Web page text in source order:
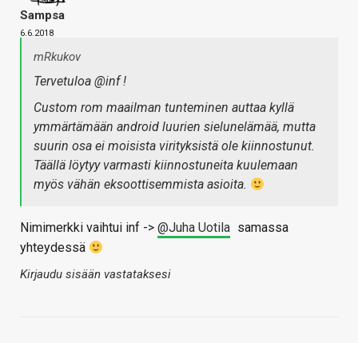
Sampsa
6.6.2018
mRkukov
Tervetuloa @inf !
Custom rom maailman tunteminen auttaa kyllä
ymmärtämään android luurien sielunelämää, mutta
suurin osa ei moisista virityksistä ole kiinnostunut.
Täällä löytyy varmasti kiinnostuneita kuulemaan
myös vähän eksoottisemmista asioita.
Nimimerkki vaihtui inf -> @Juha Uotila samassa
yhteydessä
Kirjaudu sisään vastataksesi